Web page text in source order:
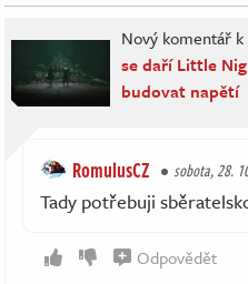
Nový komentář k
se daří Little
budovat napětí
RomulusCZ sobota, 28.
Tady potřebuji
Odpovědět